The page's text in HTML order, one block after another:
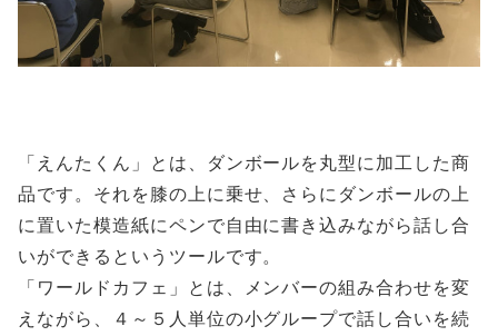
「えんたくん」とは、ダンボールを丸型に加工した商
品です。それを膝の上に乗せ、さらにダンボールの上
に置いた模造紙にペンで自由に書き込みながら話し合
いができるというツールです。
「ワールドカフェ」とは、メンバーの組み合わせを変
えながら、４～５人単位の小グループで話し合いを続